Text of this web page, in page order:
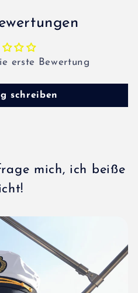
erste Bewertung
schreiben
mich, ich beiße